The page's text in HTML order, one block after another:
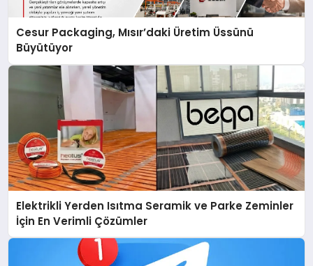
Cesur Packaging, Mısır’daki Üretim Üssünü
Büyütüyor
Elektrikli Yerden Isıtma Seramik ve Parke Zeminler
İçin En Verimli Çözümler